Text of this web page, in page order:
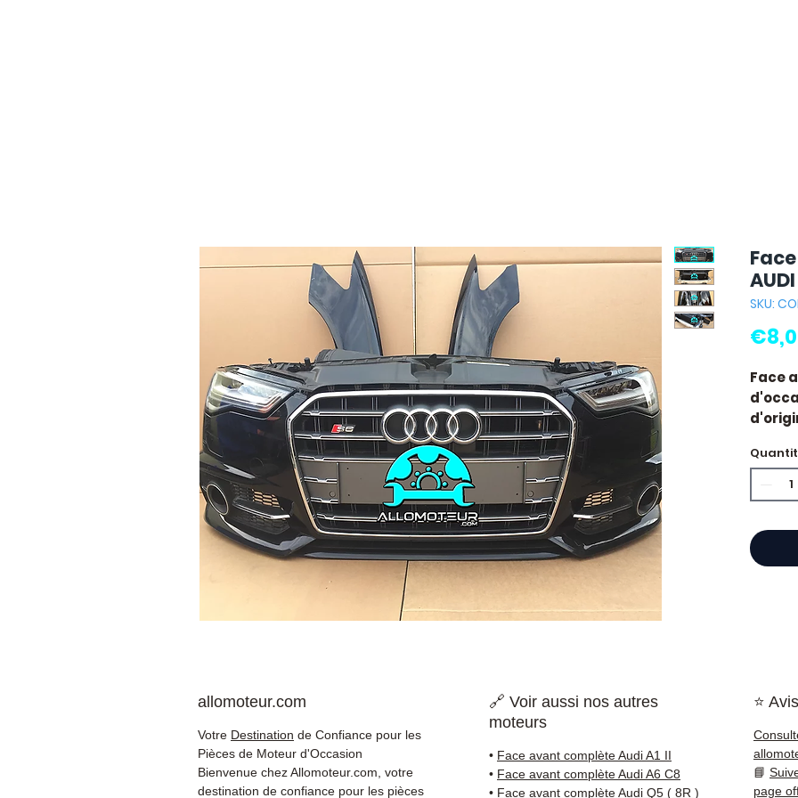
SKU:
Face
État
sur
Audi.
reste
+33 6
allomoteur.com
Votre Destination de Confiance pour les
Pièces de Moteur d'Occasion
Bienvenue chez Allomoteur.com, votre
destination de confiance pour les pièces
🔗 Voir aussi nos autres
moteurs
• Face avant complète Audi A1 II
• Face avant complète Audi A6 C8
• Face avant complète Audi Q5 ( 8R )
⭐
📘
page